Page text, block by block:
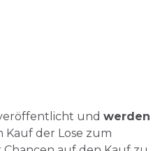
und werden
Kauf der Lose zum